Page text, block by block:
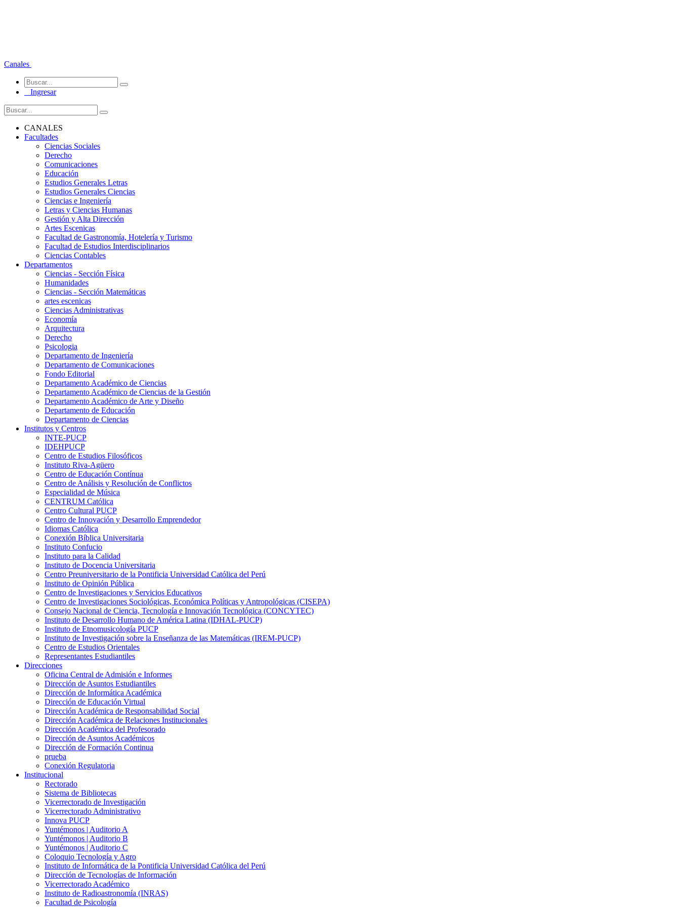
Canales
Ingresar
CANALES
Facultades
Ciencias Sociales
Derecho
Comunicaciones
Educación
Estudios Generales Letras
Estudios Generales Ciencias
Ciencias e Ingeniería
Letras y Ciencias Humanas
Gestión y Alta Dirección
Artes Escenicas
Facultad de Gastronomía, Hotelería y Turismo
Facultad de Estudios Interdisciplinarios
Ciencias Contables
Departamentos
Ciencias - Sección Física
Humanidades
Ciencias - Sección Matemáticas
artes escenicas
Ciencias Administrativas
Economía
Arquitectura
Derecho
Psicologia
Departamento de Ingeniería
Departamento de Comunicaciones
Fondo Editorial
Departamento Académico de Ciencias
Departamento Académico de Ciencias de la Gestión
Departamento Académico de Arte y Diseño
Departamento de Educación
Departamento de Ciencias
Institutos y Centros
INTE-PUCP
IDEHPUCP
Centro de Estudios Filosóficos
Instituto Riva-Agüero
Centro de Educación Contínua
Centro de Análisis y Resolución de Conflictos
Especialidad de Música
CENTRUM Católica
Centro Cultural PUCP
Centro de Innovación y Desarrollo Emprendedor
Idiomas Católica
Conexión Bíblica Universitaria
Instituto Confucio
Instituto para la Calidad
Instituto de Docencia Universitaria
Centro Preuniversitario de la Pontificia Universidad Católica del Perú
Instituto de Opinión Pública
Centro de Investigaciones y Servicios Educativos
Centro de Investigaciones Sociológicas, Económica Políticas y Antropológicas (CISEPA)
Consejo Nacional de Ciencia, Tecnología e Innovación Tecnológica (CONCYTEC)
Instituto de Desarrollo Humano de América Latina (IDHAL-PUCP)
Instituto de Etnomusicología PUCP
Instituto de Investigación sobre la Enseñanza de las Matemáticas (IREM-PUCP)
Centro de Estudios Orientales
Representantes Estudiantiles
Direcciones
Oficina Central de Admisión e Informes
Dirección de Asuntos Estudiantiles
Dirección de Informática Académica
Dirección de Educación Virtual
Dirección Académica de Responsabilidad Social
Dirección Académica de Relaciones Institucionales
Dirección Académica del Profesorado
Dirección de Asuntos Académicos
Dirección de Formación Continua
prueba
Conexión Regulatoria
Institucional
Rectorado
Sistema de Bibliotecas
Vicerrectorado de Investigación
Vicerrectorado Administrativo
Innova PUCP
Yuntémonos | Auditorio A
Yuntémonos | Auditorio B
Yuntémonos | Auditorio C
Coloquio Tecnología y Agro
Instituto de Informática de la Pontificia Universidad Católica del Perú
Dirección de Tecnologías de Información
Vicerrectorado Académico
Instituto de Radioastronomía (INRAS)
Facultad de Psicología